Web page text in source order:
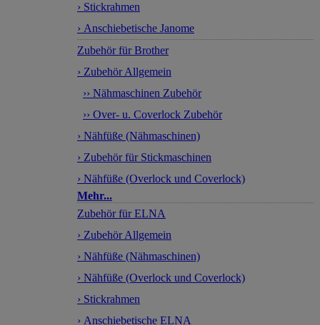
› Stickrahmen
› Anschiebetische Janome
Zubehör für Brother
› Zubehör Allgemein
›› Nähmaschinen Zubehör
›› Over- u. Coverlock Zubehör
› Nähfüße (Nähmaschinen)
› Zubehör für Stickmaschinen
› Nähfüße (Overlock und Coverlock)
Mehr...
Zubehör für ELNA
› Zubehör Allgemein
› Nähfüße (Nähmaschinen)
› Nähfüße (Overlock und Coverlock)
› Stickrahmen
› Anschiebetische ELNA